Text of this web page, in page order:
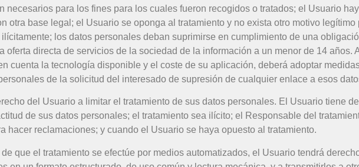
necesarios para los fines para los cuales fueron recogidos o tratados; el Usuario
otra base legal; el Usuario se oponga al tratamiento y no exista otro motivo legítimo
los datos personales deban suprimirse en cumplimiento de una
directa de servicios de la sociedad de la información a un menor de 14 años.
cuenta la tecnología disponible y el coste de su aplicación, deberá adoptar
de la solicitud del interesado de supresión de cualquier enlace a esos
del Usuario a limitar el tratamiento de sus datos personales. El Usuario tiene
de sus datos personales; el tratamiento sea ilícito; el Responsable del
hacer reclamaciones; y cuando el Usuario se haya opuesto al tratamiento.
que el tratamiento se efectúe por medios automatizados, el Usuario tendrá